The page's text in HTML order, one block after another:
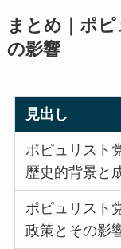
まとめ｜ポ
の影響
見出し
ポピュリスト
歴史的背景と
ポピュリスト
政策とその影